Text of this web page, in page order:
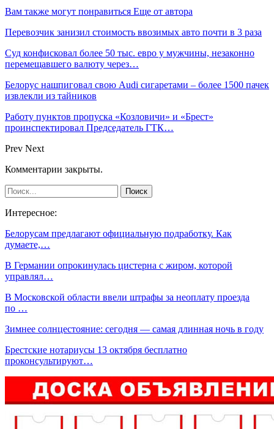
Вам также могут понравиться Еще от автора
Перевозчик занизил стоимость ввозимых авто почти в 3 раза
Суд конфисковал более 50 тыс. евро у мужчины, незаконно
перемещавшего валюту через…
Белорус нашпиговал свою Audi сигаретами – более 1500 пачек
извлекли из тайников
Работу пунктов пропуска «Козловичи» и «Брест»
проинспектировал Председатель ГТК…
Prev Next
Комментарии закрыты.
Интересное:
Белорусам предлагают официальную подработку. Как
думаете,…
В Германии опрокинулась цистерна с жиром, которой
управлял…
В Московской области ввели штрафы за неоплату проезда
по …
Зимнее солнцестояние: сегодня — самая длинная ночь в году
Брестские нотариусы 13 октября бесплатно
проконсультируют…